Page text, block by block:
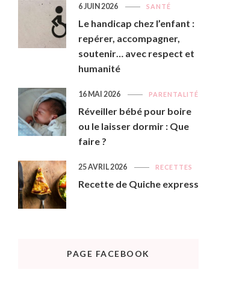
SANTÉ
Le handicap chez l’enfant :
repérer, accompagner,
soutenir… avec respect et
humanité
6 JUIN 2026
PARENTALITÉ
Réveiller bébé pour boire
ou le laisser dormir : Que
faire ?
16 MAI 2026
RECETTES
Recette de Quiche express
25 AVRIL 2026
PAGE FACEBOOK